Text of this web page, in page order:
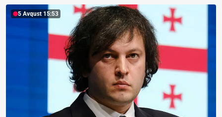
5 Avqust 15:53